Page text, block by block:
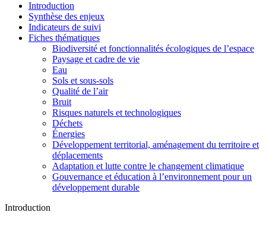
Introduction
Synthèse des enjeux
Indicateurs de suivi
Fiches thématiques
Biodiversité et fonctionnalités écologiques de l’espace
Paysage et cadre de vie
Eau
Sols et sous-sols
Qualité de l’air
Bruit
Risques naturels et technologiques
Déchets
Énergies
Développement territorial, aménagement du territoire et
déplacements
Adaptation et lutte contre le changement climatique
Gouvernance et éducation à l’environnement pour un
développement durable
Introduction